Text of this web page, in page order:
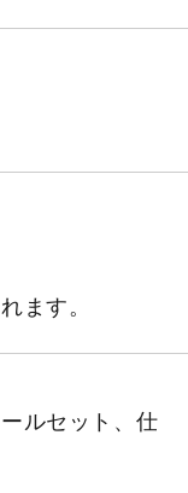
ます。
ルセット、仕